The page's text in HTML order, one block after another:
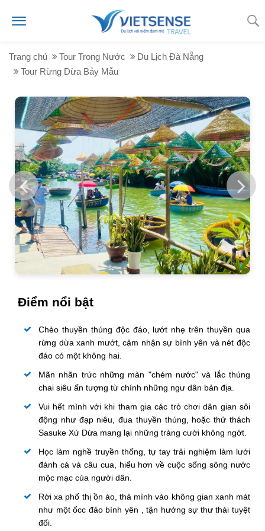
Trang chủ Tour Trong Nước
Du Lịch Đà Nẵng
Tour Rừng Dừa Bảy Mẫu
Điểm nổi bật
Chèo thuyền thúng độc đáo, lướt nhẹ trên thuyền qua
rừng dừa xanh mướt, cảm nhận sự bình yên và nét độc
đáo có một không hai.
Mãn nhãn trức những màn "chém nước" và lắc thúng
chai siêu ấn tượng từ chính những ngư dân bản địa.
Vui hết mình với khi tham gia các trò chơi dân gian sôi
động như đạp niêu, đua thuyền thúng, hoặc thử thách
Sasuke Xứ Dừa mang lại những tràng cười không ngớt.
Học làm nghề truyền thống, tự tay trải nghiệm làm lưới
đánh cá và câu cua, hiểu hơn về cuộc sống sông nước
mộc mạc của người dân.
Rời xa phố thị ồn ào, thả mình vào không gian xanh mát
như một ốcc đảo bình yên , tận hưởng sự thư thái tuyệt
đối.